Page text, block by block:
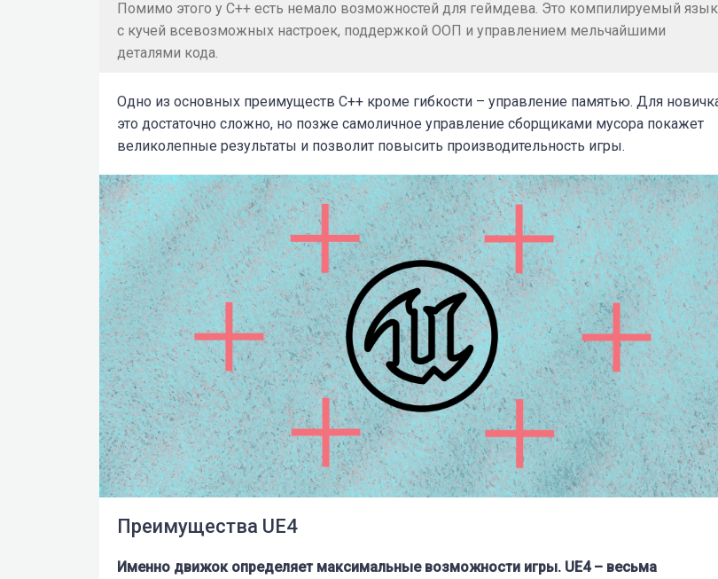
Помимо этого у С++ есть немало возможностей для геймдева. Это компилируемый язык
с кучей всевозможных настроек, поддержкой ООП и управлением мельчайшими
деталями кода.
Одно из основных преимуществ С++ кроме гибкости – управление памятью. Для
это достаточно сложно, но позже самоличное управление сборщиками мусора покажет
великолепные результаты и позволит повысить производительность игры.
Преимущества UE4
Именно движок определяет максимальные возможности игры. UE4 – весьма